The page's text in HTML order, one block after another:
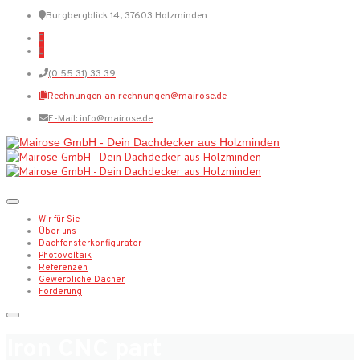
Burgbergblick 14, 37603 Holzminden
(0 55 31) 33 39
Rechnungen an rechnungen@mairose.de
E-Mail: info@mairose.de
Wir für Sie
Über uns
Dachfensterkonfigurator
Photovoltaik
Referenzen
Gewerbliche Dächer
Förderung